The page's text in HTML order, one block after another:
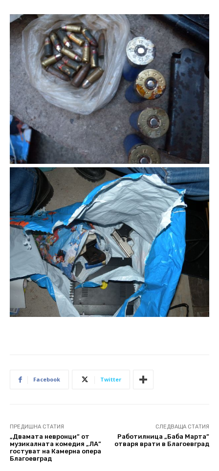
Facebook Twitter
ПРЕДИШНА СТАТИЯ
„Двамата невронци” от
музикалната комедия „ЛА”
гостуват на Камерна опера
Благоевград
СЛЕДВАЩА СТАТИЯ
Работилница „Баба Марта”
отваря врати в Благоевград